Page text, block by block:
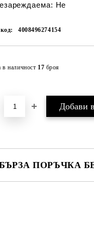
Не
4008496274154
наличност 17 броя
ПОРЪЧКА